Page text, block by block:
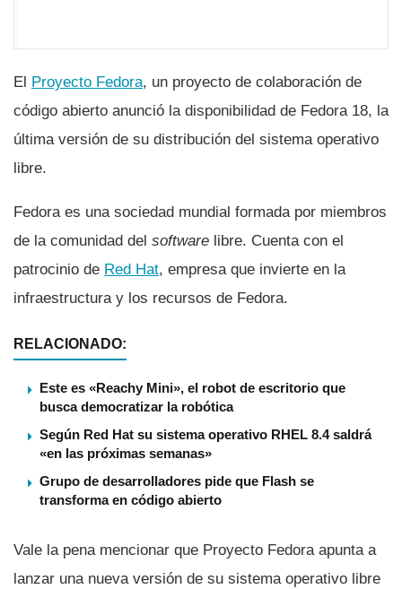
El Proyecto Fedora, un proyecto de colaboración de
código abierto anunció la disponibilidad de Fedora 18, la
última versión de su distribución del sistema operativo
libre.
Fedora es una sociedad mundial formada por miembros
de la comunidad del software libre. Cuenta con el
patrocinio de Red Hat, empresa que invierte en la
infraestructura y los recursos de Fedora.
RELACIONADO:
Este es «Reachy Mini», el robot de escritorio que
busca democratizar la robótica
Según Red Hat su sistema operativo RHEL 8.4 saldrá
«en las próximas semanas»
Grupo de desarrolladores pide que Flash se
transforma en código abierto
Vale la pena mencionar que Proyecto Fedora apunta a
lanzar una nueva versión de su sistema operativo libre